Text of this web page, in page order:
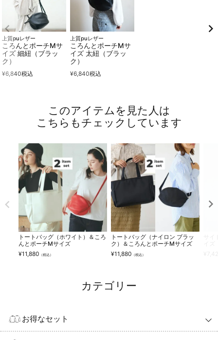
上質puレザー
ころんとポーチMサ
イズ 細紐（ブラッ
ク）
¥6,840税込
上質puレザー
ころんとポーチMサ
イズ 太紐（ブラッ
ク）
¥6,840税込
このアイテムを見た人は
こちらもチェックしています
トートバッグ（ホワイト）＆ころ
んとポーチMサイズ
¥11,880 （税込）
トートバッグ（ナイロン ブラッ
ク）＆ころんとポーチMサイズ
¥11,880 （税込）
カテゴリー
お得なセット